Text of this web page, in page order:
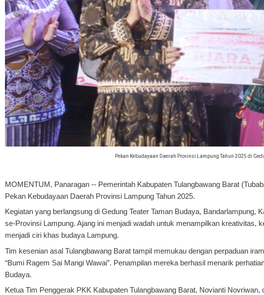
Pekan Kebudayaan Daerah Provinsi Lampung Tahun 2025 di
MOMENTUM, Panaragan -- Pemerintah Kabupaten Tulangbawang Barat
Pekan Kebudayaan Daerah Provinsi Lampung Tahun 2025.
Kegiatan yang berlangsung di Gedung Teater Taman Budaya,
se-Provinsi Lampung. Ajang ini menjadi wadah untuk menampilkan kreativitas,
menjadi ciri khas budaya Lampung.
Tim kesenian asal Tulangbawang Barat tampil memukau dengan perpaduan
“Bumi Ragem Sai Mangi Wawai”. Penampilan mereka berhasil menarik
Budaya.
Ketua Tim Penggerak PKK Kabupaten Tulangbawang Barat, Novianti